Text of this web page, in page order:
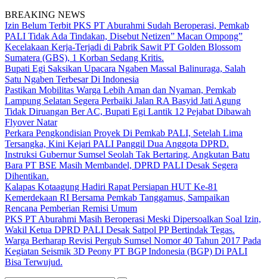
BREAKING NEWS
Izin Belum Terbit PKS PT Aburahmi Sudah Beroperasi, Pemkab
PALI Tidak Ada Tindakan, Disebut Netizen” Macan Ompong”
Kecelakaan Kerja-Terjadi di Pabrik Sawit PT Golden Blossom
Sumatera (GBS), 1 Korban Sedang Kritis.
Bupati Egi Saksikan Upacara Ngaben Massal Balinuraga, Salah
Satu Ngaben Terbesar Di Indonesia
Pastikan Mobilitas Warga Lebih Aman dan Nyaman, Pemkab
Lampung Selatan Segera Perbaiki Jalan RA Basyid Jati Agung
Tidak Diruangan Ber AC, Bupati Egi Lantik 12 Pejabat Dibawah
Flyover Natar
Perkara Pengkondisian Proyek Di Pemkab PALI, Setelah Lima
Tersangka, Kini Kejari PALI Panggil Dua Anggota DPRD.
Instruksi Gubernur Sumsel Seolah Tak Bertaring, Angkutan Batu
Bara PT BSE Masih Membandel, DPRD PALI Desak Segera
Dihentikan.
Kalapas Kotaagung Hadiri Rapat Persiapan HUT Ke-81
Kemerdekaan RI Bersama Pemkab Tanggamus, Sampaikan
Rencana Pemberian Remisi Umum
PKS PT Aburahmi Masih Beroperasi Meski Dipersoalkan Soal Izin,
Wakil Ketua DPRD PALI Desak Satpol PP Bertindak Tegas.
Warga Berharap Revisi Pergub Sumsel Nomor 40 Tahun 2017 Pada
Kegiatan Seismik 3D Peony PT BGP Indonesia (BGP) Di PALI
Bisa Terwujud.